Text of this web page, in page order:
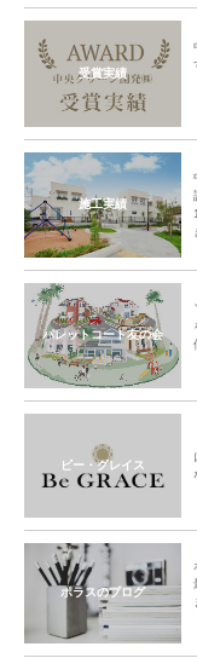
受賞実績
施工実績
パレットコート友の会
ビー・グレイス
ポラスのブログ